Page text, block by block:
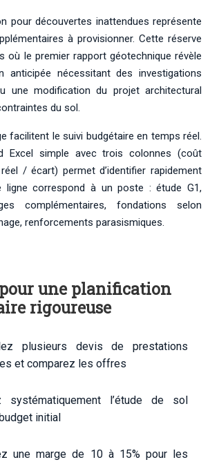
pour découvertes inattendues représente
à provisionner. Cette réserve
où le premier rapport géotechnique révèle
anticipée nécessitant des investigations
une modification du projet architectural
du sol.
facilitent le suivi budgétaire en temps réel.
Excel simple avec trois colonnes (coût
/ écart) permet d’identifier rapidement
ligne correspond à un poste : étude G1,
complémentaires, fondations selon
renforcements parasismiques.
une planification
rigoureuse
plusieurs devis de prestations
et comparez les offres
systématiquement l’étude de sol
initial
une marge de 10 à 15% pour les